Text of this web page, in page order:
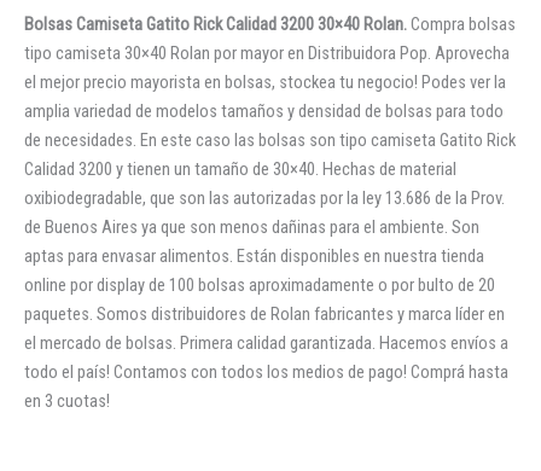
Bolsas Camiseta Gatito Rick Calidad 3200 30×40 Rolan.Compra bolsas
tipo camiseta 30×40 Rolan por mayor en Distribuidora Pop. Aprovecha
el mejor precio mayorista en bolsas, stockea tu negocio! Podes ver la
amplia variedad de modelos tamaños y densidad de bolsas para todo
de necesidades. En este caso las bolsas son tipo camiseta Gatito Rick
Calidad 3200 y tienen un tamaño de 30×40. Hechas de material
oxibiodegradable, que son las autorizadas por la ley 13.686 de la Prov.
de Buenos Aires ya que son menos dañinas para el ambiente. Son
aptas para envasar alimentos. Están disponibles en nuestra tienda
online por display de 100 bolsas aproximadamente o por bulto de 20
paquetes. Somos distribuidores de Rolan fabricantes y marca líder en
el mercado de bolsas. Primera calidad garantizada. Hacemos envíos a
todo el país! Contamos con todos los medios de pago! Comprá hasta
en 3 cuotas!